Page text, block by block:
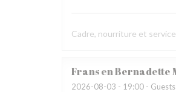
Cadre, nourriture et
Frans en Bernadette
2026-08-03 - 19:00 -